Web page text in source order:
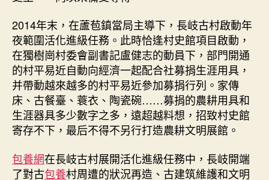
2014年末，在蘆苞鎮當局主導下，長岐古村啟動年
夜範圍活化進級任務。此時恰逢村史館項目啟動，
在獨樹崗村委會副書記盧健志的動員下，部門開通
的村平易近自動向經濟一起配合社募捐生涯用具，
并帶動越來越多的村平易近參加募捐行列。家傳
床、古餐臺、蓑衣、陶瓷碗……募捐的農耕用具和
生涯器具多少數字之多，遠超越料想，招致村史館
寄存不下，最后不得不另行打造農耕文明展館。
包養網在長岐古村展開活化進級任務中，長岐開端
了對古包養村周遭的狀況再造、古建筑維護和文明